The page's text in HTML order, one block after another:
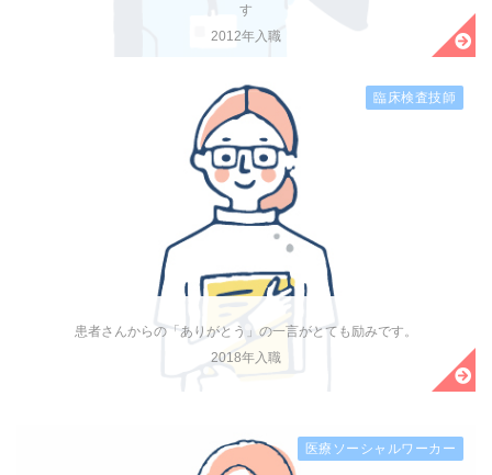
す
2012年入職
患者さんからの「ありがとう」の一言がとても励みです。
2018年入職
臨床検査技師
医療ソーシャルワーカー